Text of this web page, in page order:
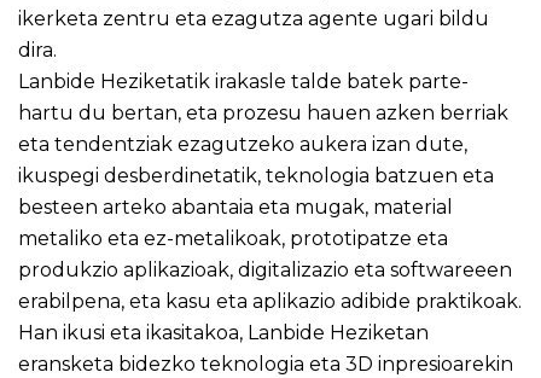
ikerketa zentru eta ezagutza agente ugari bildu
dira.
Lanbide Heziketatik irakasle talde batek parte-
hartu du bertan, eta prozesu hauen azken berriak
eta tendentziak ezagutzeko aukera izan dute,
ikuspegi desberdinetatik, teknologia batzuen eta
besteen arteko abantaia eta mugak, material
metaliko eta ez-metalikoak, prototipatze eta
produkzio aplikazioak, digitalizazio eta softwareeen
erabilpena, eta kasu eta aplikazio adibide praktikoak.
Han ikusi eta ikasitakoa, Lanbide Heziketan
eransketa bidezko teknologia eta 3D inpresioarekin